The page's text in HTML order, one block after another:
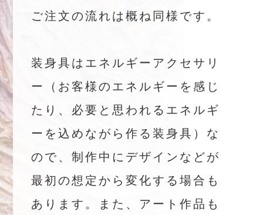
ご注文の流れは概ね同様です。
装身具はエネルギーアクセサリ
ー（お客様のエネルギーを感じ
たり、必要と思われるエネルギ
ーを込めながら作る装身具）な
ので、制作中にデザインなどが
最初の想定から変化する場合も
あります。また、アート作品も